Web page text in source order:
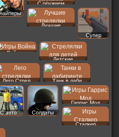
С оружием
Лучшие
Супер
Война
Детские
Лего Стрел Танк в лаби
С авто Солдаты
Гаррис Мод
Сталкер